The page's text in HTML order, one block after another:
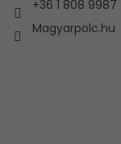
+36 1 808 9987
Magyarpolc.hu